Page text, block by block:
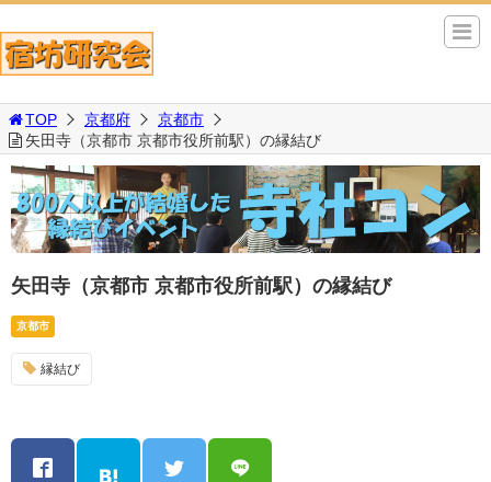
TOP 京都府
京都市
矢田寺（京都市 京都市役所前駅）の縁結び
矢田寺（京都市 京都市役所前駅）の縁結び
京都市
縁結び